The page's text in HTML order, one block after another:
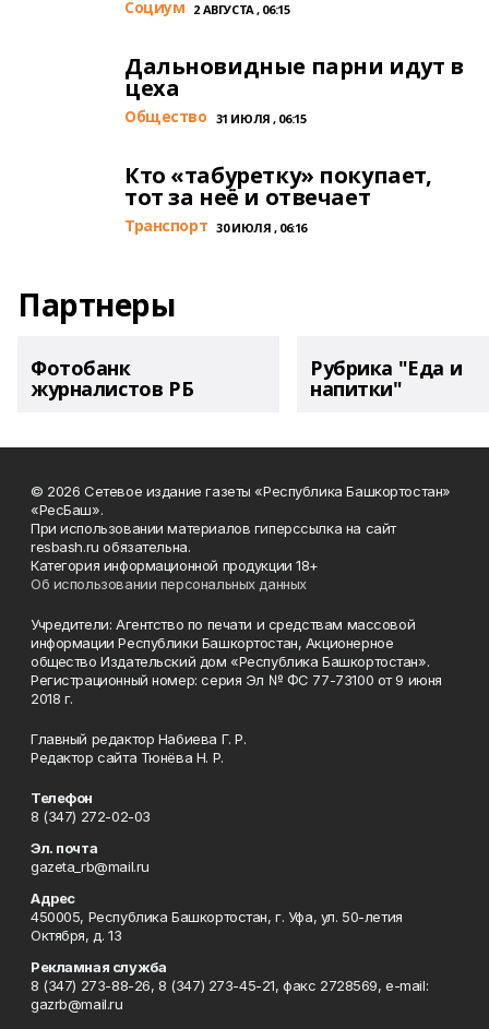
Cоциум 2 АВГУСТА , 06:15
Дальновидные парни идут в
цеха
Общество 31 ИЮЛЯ , 06:15
Кто «табуретку» покупает,
тот за неё и отвечает
Транспорт 30 ИЮЛЯ , 06:16
Партнеры
Фотобанк
журналистов РБ
Рубрика "Еда и
напитки"
© 2026 Сетевое издание газеты «Республика Башкортостан»
«РесБаш».
При использовании материалов гиперссылка на сайт
resbash.ru обязательна.
Категория информационной продукции 18+
Об использовании персональных данных
Учредители: Агентство по печати и средствам массовой
информации Республики Башкортостан, Акционерное
общество Издательский дом «Республика Башкортостан».
Регистрационный номер: серия Эл № ФС 77-73100 от 9 июня
2018 г.
Главный редактор Набиева Г. Р.
Редактор сайта Тюнёва Н. Р.
Телефон
8 (347) 272-02-03
Эл. почта
gazeta_rb@mail.ru
Адрес
450005, Республика Башкортостан, г. Уфа, ул. 50-летия
Октября, д. 13
Рекламная служба
8 (347) 273-88-26, 8 (347) 273-45-21, факс 2728569, e-mail:
gazrb@mail.ru